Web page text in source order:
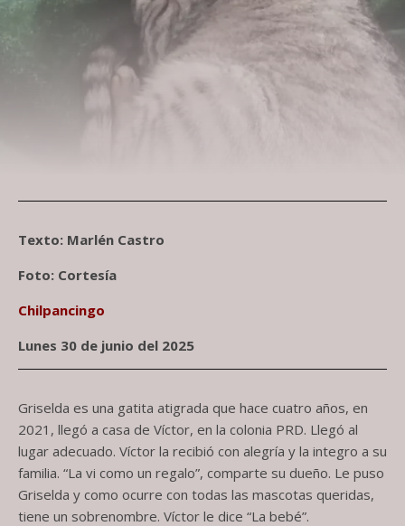
Texto: Marlén Castro
Foto: Cortesía
Chilpancingo
Lunes 30 de junio del 2025
Griselda es una gatita atigrada que hace cuatro años, en
2021, llegó a casa de Víctor, en la colonia PRD. Llegó al
lugar adecuado. Víctor la recibió con alegría y la integro a su
familia. “La vi como un regalo”, comparte su dueño. Le puso
Griselda y como ocurre con todas las mascotas queridas,
tiene un sobrenombre. Víctor le dice “La bebé”.